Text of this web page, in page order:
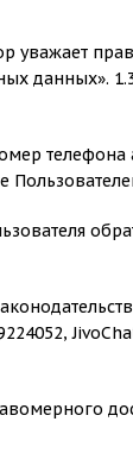
уважает
данных».
телефона